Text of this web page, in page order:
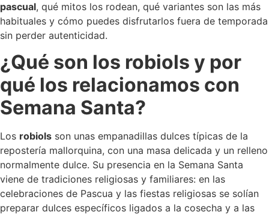
pascual, qué mitos los rodean, qué variantes son las más
habituales y cómo puedes disfrutarlos fuera de temporada
sin perder autenticidad.
¿Qué son los robiols y por
qué los relacionamos con
Semana Santa?
Los robiols son unas empanadillas dulces típicas de la
repostería mallorquina, con una masa delicada y un relleno
normalmente dulce. Su presencia en la Semana Santa
viene de tradiciones religiosas y familiares: en las
celebraciones de Pascua y las fiestas religiosas se solían
preparar dulces específicos ligados a la cosecha y a las